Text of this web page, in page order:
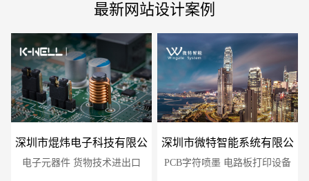
最新网站设计案例
深圳市焜炜电子科技有限公
司
电子元器件 货物技术进出口
深圳市微特智能系统有限公
司
PCB字符喷墨 电路板打印设备